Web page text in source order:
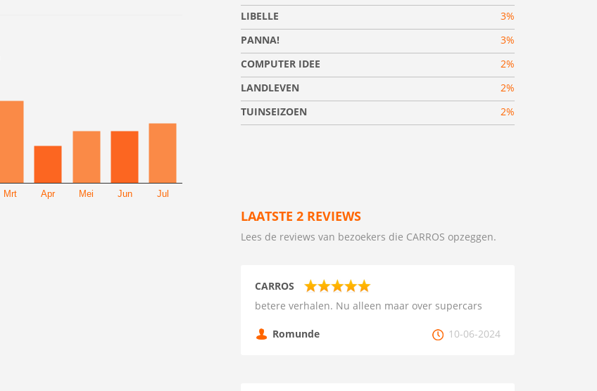
Mrt Apr Mei Jun Jul
LIBELLE
3%
PANNA!
3%
COMPUTER IDEE
2%
LANDLEVEN
2%
TUINSEIZOEN
2%
LAATSTE 2 REVIEWS
Lees de reviews van bezoekers die CARROS opzeggen.
CARROS
betere verhalen. Nu alleen maar over supercars
Romunde 10-06-2024